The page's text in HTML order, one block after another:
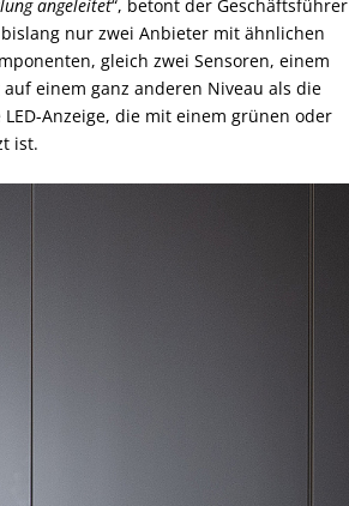
angeleitet“, betont der Geschäftsführer
nur zwei Anbieter mit ähnlichen
gleich zwei Sensoren, einem
einem ganz anderen Niveau als die
Anzeige, die mit einem grünen oder
ist.